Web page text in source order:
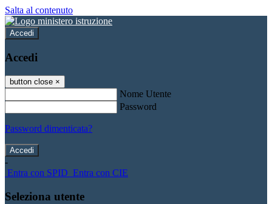
Salta al contenuto
Accedi
Accedi
button close ×
Nome Utente
Password
Password dimenticata?
-
Entra con SPID Entra con CIE
Seleziona utente